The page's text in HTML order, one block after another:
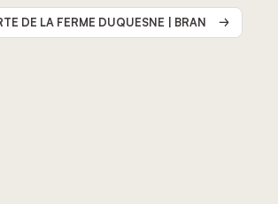
DE LA FERME DUQUESNE | BRAN